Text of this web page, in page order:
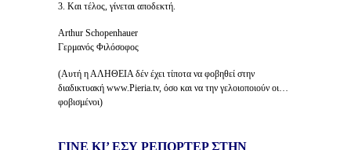
3. Και τέλος, γίνεται αποδεκτή.
Arthur Schopenhauer
Γερμανός Φιλόσοφος
(Αυτή η ΑΛΗΘΕΙΑ δέν έχει τίποτα να φοβηθεί στην
διαδικτυακή www.Pieria.tv, όσο και να την γελοιοποιούν οι…
φοβισμένοι)
ΓΙΝΕ ΚΙ’ ΕΣΥ ΡΕΠΟΡΤΕΡ ΣΤΗΝ